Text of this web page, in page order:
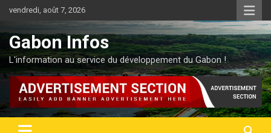
contenu
vendredi, août 7, 2026
Gabon Infos
L'information au service du développement du Gabon !